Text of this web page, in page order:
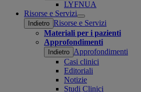
LYFNUA
Risorse e Servizi
Open
submenu
Indietro Risorse e Servizi
Materiali per i pazienti
Approfondimenti
Indietro Approfondimenti
Casi clinici
Editoriali
Notizie
Studi Clinici